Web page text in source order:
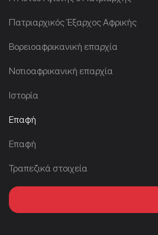
Πατριαρχικός Έξαρχος Αφρικής
Βορειοαφρικανική επαρχία
Νοτιοαφρικανική επαρχία
Ιστορία
Επαφή
Επαφή
Τραπεζικά στοιχεία